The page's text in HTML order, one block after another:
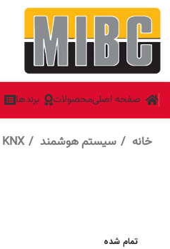
صفحه اصلیمحصولات برندها
خانه سیستم هوشمند KNX
تمام شده